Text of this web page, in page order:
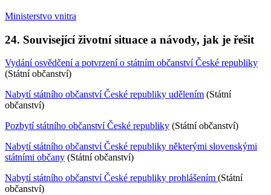
Ministerstvo vnitra
24. Související životní situace a návody, jak je řešit
Vydání osvědčení a potvrzení o státním občanství České republiky
(Státní občanství)
Nabytí státního občanství České republiky udělením (Státní
občanství)
Pozbytí státního občanství České republiky (Státní občanství)
Nabytí státního občanství České republiky některými slovenskými
státními občany (Státní občanství)
Nabytí státního občanství České republiky prohlášením (Státní
občanství)